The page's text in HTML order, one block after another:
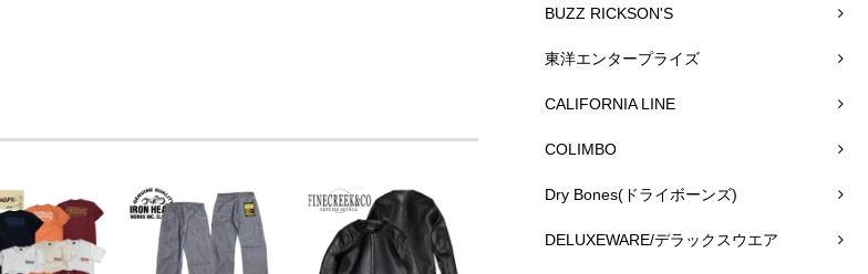
BUZZ RICKSON'S
東洋エンタープライズ
CALIFORNIA LINE
COLIMBO
Dry Bones(ドライボーンズ)
DELUXEWARE/デラックスウエア